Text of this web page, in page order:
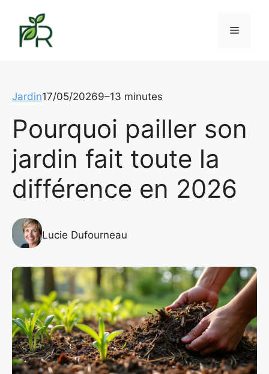
contenu
Menu
Jardin17/05/20269–13 minutes
Pourquoi pailler son
jardin fait toute la
différence en 2026
Lucie Dufourneau